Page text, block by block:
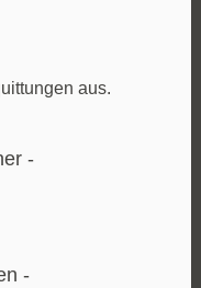
aus.